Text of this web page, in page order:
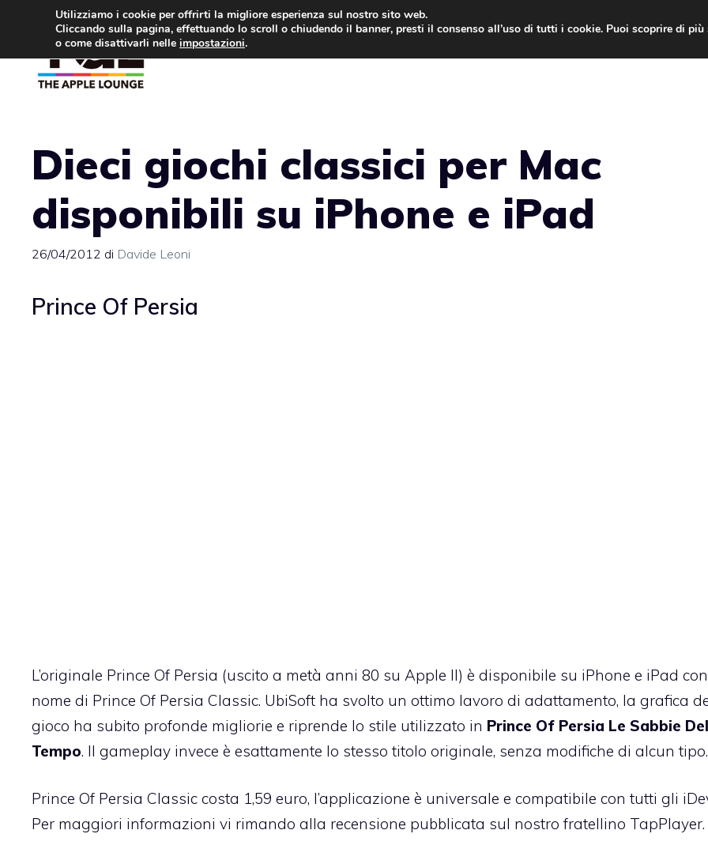
contenuto
Dieci giochi classici per Mac
disponibili su iPhone e iPad
26/04/2012 di Davide Leoni
Prince Of Persia
L’originale Prince Of Persia (uscito a metà anni 80 su Apple II) è disponibile su iPhone e iPad
nome di Prince Of Persia Classic. UbiSoft ha svolto un ottimo lavoro di adattamento, la grafica
gioco ha subito profonde migliorie e riprende lo stile utilizzato in Prince Of Persia Le Sabbie Del
Tempo. Il gameplay invece è esattamente lo stesso titolo originale, senza modifiche di alcun tipo.
Prince Of Persia Classic costa 1,59 euro, l’applicazione è universale e compatibile con tutti gli
Per maggiori informazioni vi rimando alla recensione pubblicata sul nostro fratellino TapPlayer.
Utilizziamo i cookie per offrirti la migliore esperienza sul nostro sito web.
Cliccando sulla pagina, effettuando lo scroll o chiudendo il banner, presti il consenso all’uso di tutti i cookie. Puoi scoprire di
o come disattivarli nelle impostazioni.